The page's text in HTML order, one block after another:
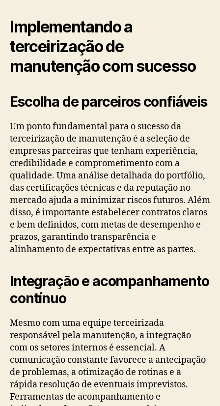
Implementando a
terceirização de
manutenção com sucesso
Escolha de parceiros confiáveis
Um ponto fundamental para o sucesso da
terceirização de manutenção é a seleção de
empresas parceiras que tenham experiência,
credibilidade e comprometimento com a
qualidade. Uma análise detalhada do portfólio,
das certificações técnicas e da reputação no
mercado ajuda a minimizar riscos futuros. Além
disso, é importante estabelecer contratos claros
e bem definidos, com metas de desempenho e
prazos, garantindo transparência e
alinhamento de expectativas entre as partes.
Integração e acompanhamento
contínuo
Mesmo com uma equipe terceirizada
responsável pela manutenção, a integração
com os setores internos é essencial. A
comunicação constante favorece a antecipação
de problemas, a otimização de rotinas e a
rápida resolução de eventuais imprevistos.
Ferramentas de acompanhamento e